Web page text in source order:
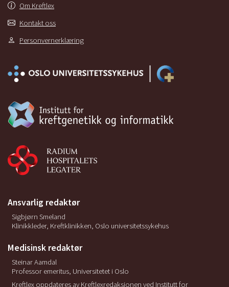
Om Kreftlex
Kontakt oss
Personvernerklæring
Ansvarlig redaktør
Sigbjørn Smeland
Klinikkleder, Kreftklinikken, Oslo universitetssykehus
Medisinsk redaktør
Steinar Aamdal
Professor emeritus, Universitetet i Oslo
Kreftlex oppdateres av Kreftlexredaksjonen ved Institutt for